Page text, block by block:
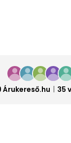
Árukereső.hu 35